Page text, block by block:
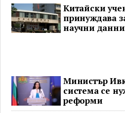
Китайски
принуждава
научни данни
Министър
система се
реформи